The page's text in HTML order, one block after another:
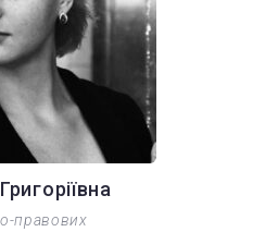
правових